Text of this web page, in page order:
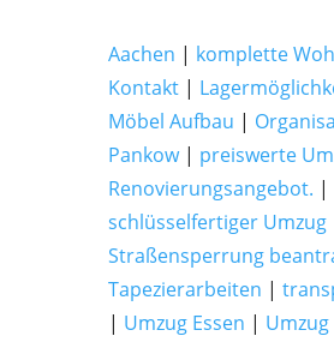
Aachen | komplette
Kontakt|
Möbel Aufbau |
Pankow| preiswerte
Renovierungsangebot. |
schlüsselfertiger Umzug
Straßensperrung
Tapezierarbeiten |
| Umzug Essen | Umzug